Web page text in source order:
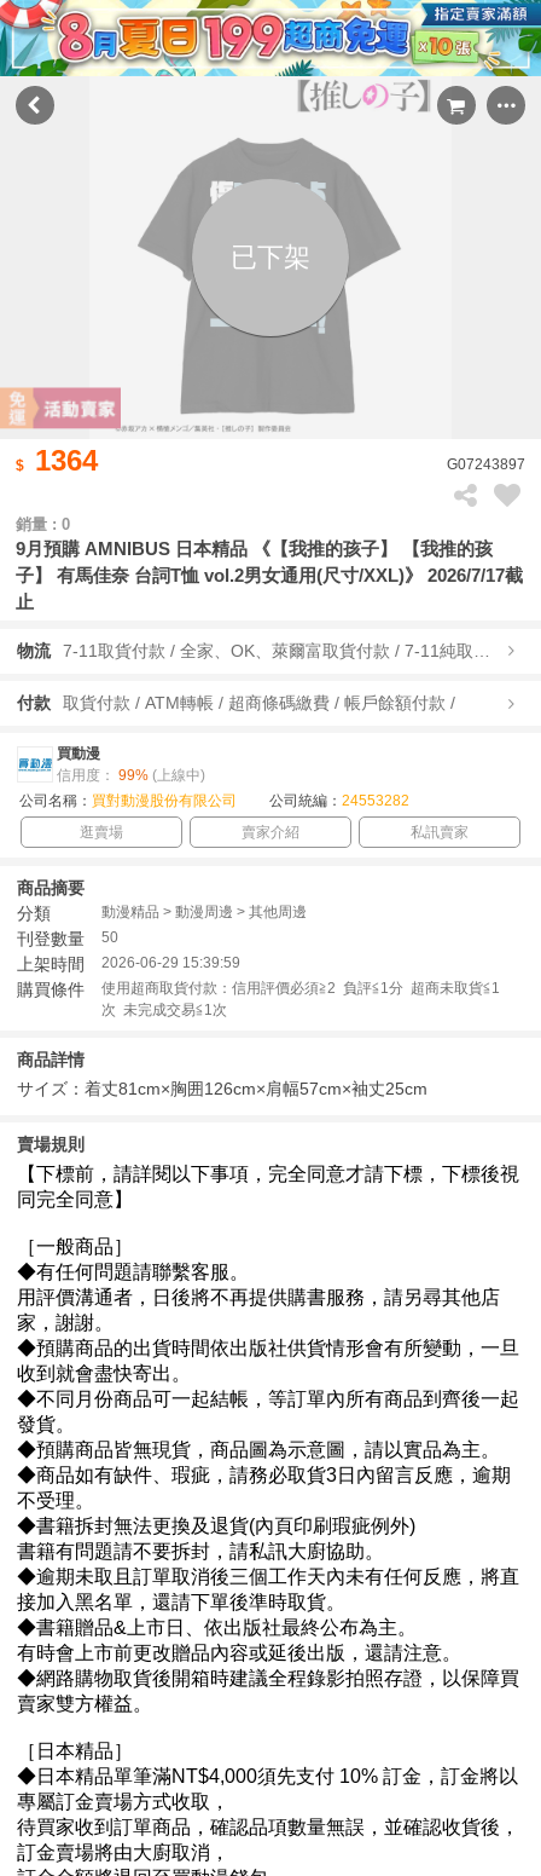
已下架
1364 G07243897
銷量 : 0
9月預購 AMNIBUS 日本精品 《【我推的孩子】 【我推的孩
子】 有馬佳奈 台詞T恤 vol.2男女通用(尺寸/XXL)》 2026/7/17截
止
物流
付款 取貨付款 / ATM轉帳 / 超商條碼繳費 / 帳戶餘額付款 /
買動漫
信用度： 99% (上線中)
公司名稱： 買對動漫股份有限公司 公司統編： 24553282
逛賣場
賣家介紹 私訊賣家
商品摘要
分類
動漫精品 > 動漫周邊 > 其他周邊
刊登數量 50
上架時間 2026-06-29 15:39:59
購買條件
使用超商取貨付款：信用評價必須≧2 負評≦1分 超商未取貨≦1
次 未完成交易≦1次
商品詳情
サイズ：着丈81cm×胸囲126cm×肩幅57cm×袖丈25cm
賣場規則